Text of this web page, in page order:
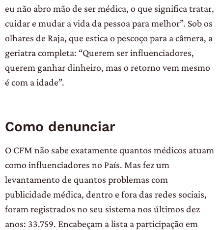
eu não abro mão de ser médica, o que significa tratar,
cuidar e mudar a vida da pessoa para melhor”. Sob os
olhares de Raja, que estica o pescoço para a câmera, a
geriatra completa: “Querem ser influenciadores,
querem ganhar dinheiro, mas o retorno vem mesmo
é com a idade”.
Como denunciar
O CFM não sabe exatamente quantos médicos atuam
como influenciadores no País. Mas fez um
levantamento de quantos problemas com
publicidade médica, dentro e fora das redes sociais,
foram registrados no seu sistema nos últimos dez
anos: 33.759. Encabeçam a lista a participação em